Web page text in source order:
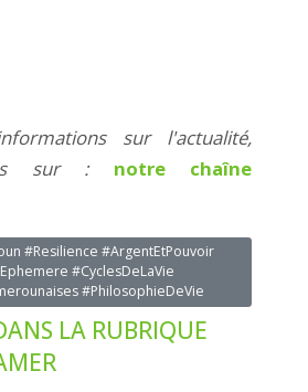
sur l'actualité,
sur : notre chaîne
#Resilience #ArgentEtPouvoir
#CyclesDeLaVie
#PhilosophieDeVie
LA RUBRIQUE